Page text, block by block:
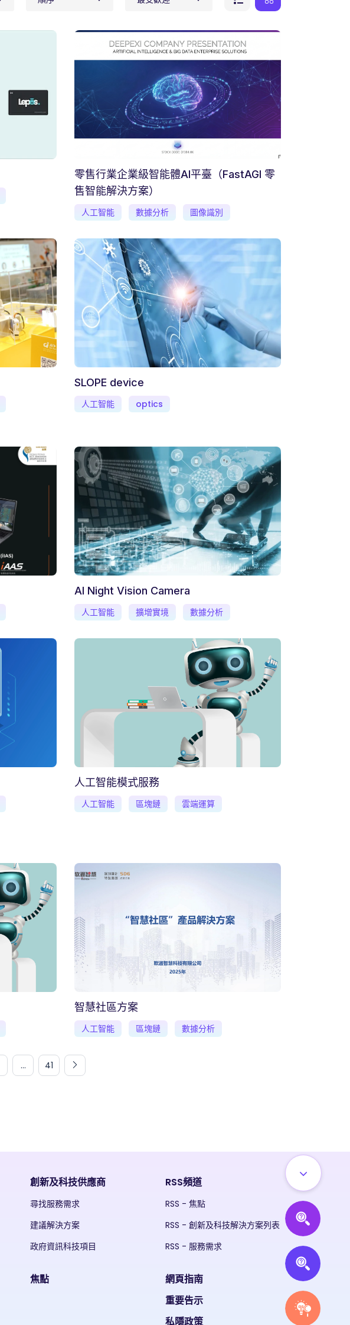
零售行業企業級智能體AI平臺（FastAGI 零
售智能解決方案）
人工智能 數據分析 圖像識別
SLOPE device
人工智能 optics
AI Night Vision Camera
人工智能 擴增實境 數據分析
人工智能模式服務
人工智能 區塊鏈 雲端運算
智慧社區方案
人工智能 區塊鏈 數據分析
... 41
創新及科技供應商
尋找服務需求
建議解決方案
政府資訊科技項目
焦點
RSS頻道
RSS - 焦點
RSS - 創新及科技解決方案列表
RSS - 服務需求
網頁指南
重要告示
私隱政策